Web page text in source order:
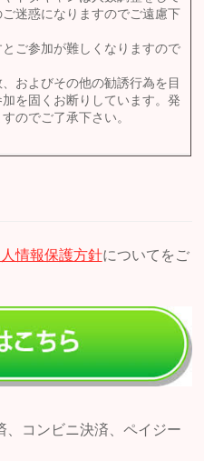
迷惑になりますのでご遠慮下
とご参加が難しくなりますので
、およびその他の勧誘行為を目
を固くお断りしています。発
のでご了承下さい。
情報保護方針についてをご
、コンビニ決済、ペイジー